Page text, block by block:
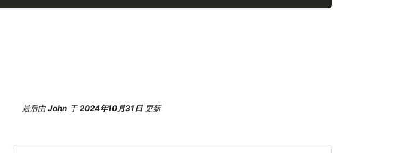
最后由John 于2024年10月31日 更新